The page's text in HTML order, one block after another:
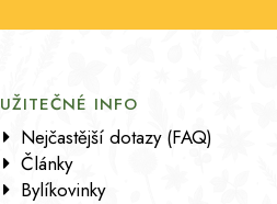
UŽITEČNÉ INFO
Nejčastější dotazy (FAQ)
Články
Bylíkovinky